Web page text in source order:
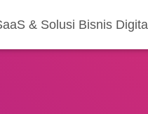
& Solusi Bisnis Digital